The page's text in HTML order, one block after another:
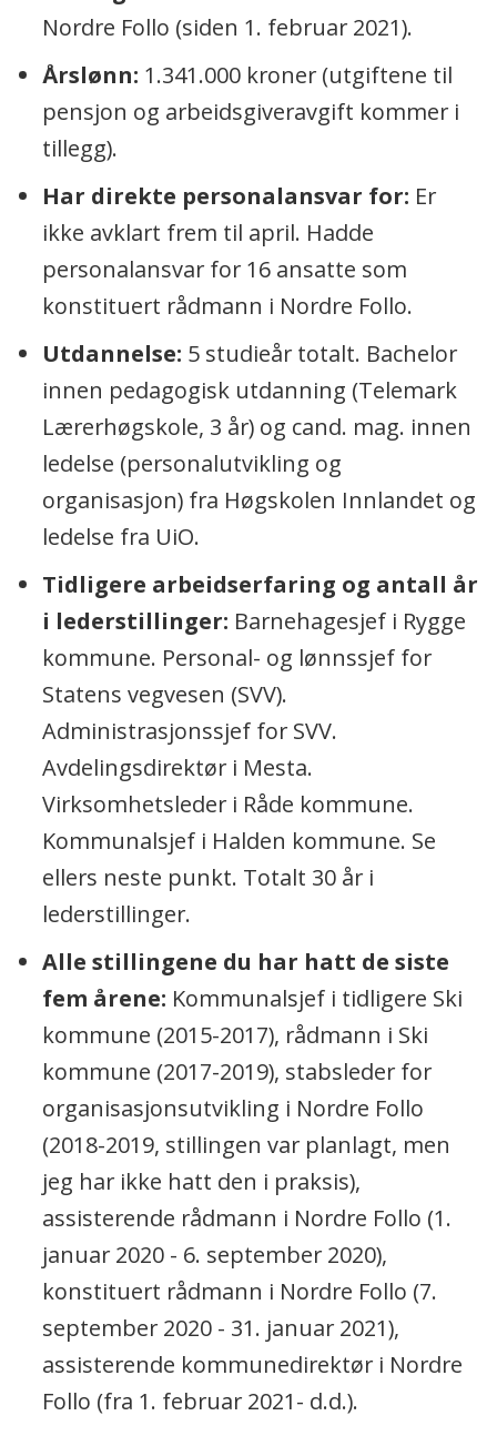
Nordre Follo (siden 1. februar 2021).
Årslønn: 1.341.000 kroner (utgiftene til
pensjon og arbeidsgiveravgift kommer i
tillegg).
Har direkte personalansvar for: Er
ikke avklart frem til april. Hadde
personalansvar for 16 ansatte som
konstituert rådmann i Nordre Follo.
Utdannelse: 5 studieår totalt. Bachelor
innen pedagogisk utdanning (Telemark
Lærerhøgskole, 3 år) og cand. mag. innen
ledelse (personalutvikling og
organisasjon) fra Høgskolen Innlandet og
ledelse fra UiO.
Tidligere arbeidserfaring og antall år
i lederstillinger: Barnehagesjef i Rygge
kommune. Personal- og lønnssjef for
Statens vegvesen (SVV).
Administrasjonssjef for SVV.
Avdelingsdirektør i Mesta.
Virksomhetsleder i Råde kommune.
Kommunalsjef i Halden kommune. Se
ellers neste punkt. Totalt 30 år i
lederstillinger.
Alle stillingene du har hatt de siste
fem årene: Kommunalsjef i tidligere Ski
kommune (2015-2017), rådmann i Ski
kommune (2017-2019), stabsleder for
organisasjonsutvikling i Nordre Follo
(2018-2019, stillingen var planlagt, men
jeg har ikke hatt den i praksis),
assisterende rådmann i Nordre Follo (1.
januar 2020 - 6. september 2020),
konstituert rådmann i Nordre Follo (7.
september 2020 - 31. januar 2021),
assisterende kommunedirektør i Nordre
Follo (fra 1. februar 2021- d.d.).